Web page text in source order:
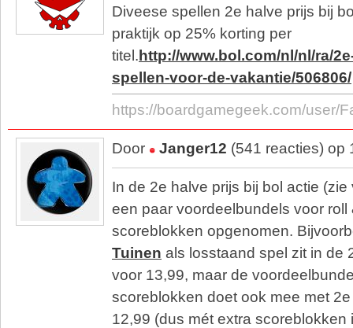
Diveese spellen 2e halve prijs bij
praktijk op 25% korting per
titel. http://www.bol.com/nl/nl/ra/
spellen-voor-de-vakantie/506806/
https://boardgamegeek.com/user/
Door Janger12 (541 reacties) op
In de 2e halve prijs bij bol actie
een paar voordeelbundels voor roll
scoreblokken opgenomen.
Tuinen als losstaand spel zit in de
voor 13,99, maar de
scoreblokken doet ook mee met
12,99 (dus mét extra